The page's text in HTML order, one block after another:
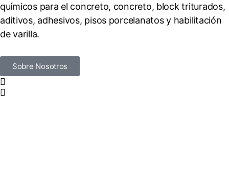
químicos para el concreto, concreto, block triturados,
aditivos, adhesivos, pisos porcelanatos y habilitación
de varilla.
Sobre Nosotros